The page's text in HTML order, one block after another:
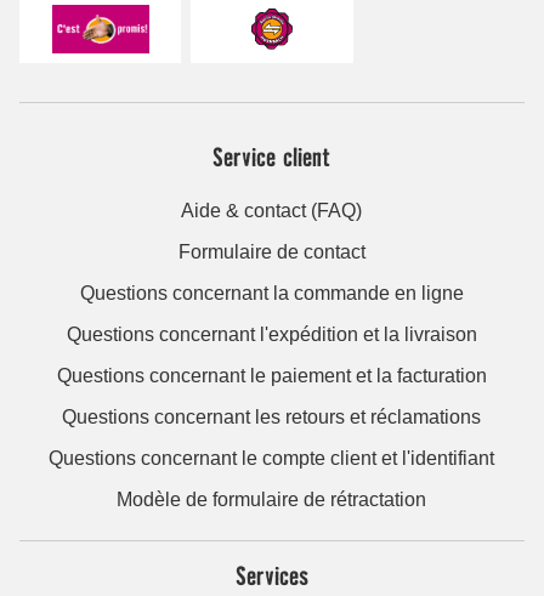
Service client
Aide & contact (FAQ)
Formulaire de contact
Questions concernant la commande en ligne
Questions concernant l'expédition et la livraison
Questions concernant le paiement et la facturation
Questions concernant les retours et réclamations
Questions concernant le compte client et l'identifiant
Modèle de formulaire de rétractation
Services